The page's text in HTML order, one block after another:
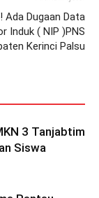
Ada Dugaan Data
Induk ( NIP )PNS
Kerinci Palsu
3 Tanjabtim
Siswa